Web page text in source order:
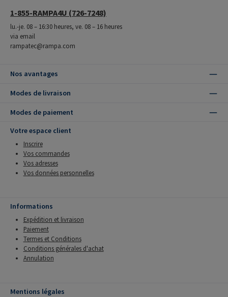
1-855-RAMPA4U (726-7248)
lu.-je. 08 – 16:30 heures, ve. 08 – 16 heures
via email
rampatec@rampa.com
Nos avantages
Modes de livraison
Modes de paiement
Votre espace client
Inscrire
Vos commandes
Vos adresses
Vos données personnelles
Informations
Expédition et livraison
Paiement
Termes et Conditions
Conditions générales d'achat
Annulation
Mentions légales